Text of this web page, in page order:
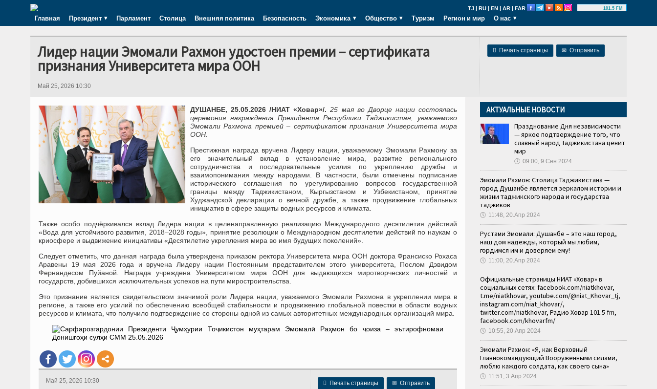
TJ | RU | EN | AR | FAR 101.5 FM
Главная Президент Парламент Столица Внешняя политика Безопасность Экономика Общество Туризм Регион и мир О нас
 Печать страницы ✉ Отправить
Лидер нации Эмомали Рахмон удостоен премии – сертификата
признания Университета мира ООН
Май 25, 2026 10:30
ДУШАНБЕ, 25.05.2026 /НИАТ «Ховар»/. 25 мая во Дворце нации состоялась
церемония награждения Президента Республики Таджикистан, уважаемого
Эмомали Рахмона премией – сертификатом признания Университета мира
ООН.
Престижная награда вручена Лидеру нации, уважаемому Эмомали Рахмону за
его значительный вклад в установление мира, развитие регионального
сотрудничества и последовательные усилия по укреплению дружбы и
взаимопонимания между народами. В частности, были отмечены подписание
исторического соглашения по урегулированию вопросов государственной
границы между Таджикистаном, Кыргызстаном и Узбекистаном, принятие
Худжандской декларации о вечной дружбе, а также продвижение глобальных
инициатив в сфере защиты водных ресурсов и климата.
Также особо подчёркивался вклад Лидера нации в целенаправленную реализацию Международного десятилетия действий
«Вода для устойчивого развития, 2018–2028 годы», принятие резолюции о Международном десятилетии действий по наукам о
криосфере и выдвижение инициативы «Десятилетие укрепления мира во имя будущих поколений».
Следует отметить, что данная награда была утверждена приказом ректора Университета мира ООН доктора Франсиско Рохаса
Аравены 19 мая 2026 года и вручена Лидеру нации Постоянным представителем этого университета, Послом Дэвидом
Фернандесом Пуйаной. Награда учреждена Университетом мира ООН для выдающихся миротворческих личностей и
государств, добившихся исключительных успехов на пути миростроительства.
Это признание является свидетельством значимой роли Лидера нации, уважаемого Эмомали Рахмона в укреплении мира в
регионе, а также его усилий по обеспечению всеобщей стабильности и продвижению глобальной повестки в области водных
ресурсов и климата, что получило подтверждение со стороны одной из самых авторитетных международных организаций мира.
 Печать страницы ✉ Отправить
Май 25, 2026 10:30
АКТУАЛЬНЫЕ НОВОСТИ
Празднование Дня независимости
— яркое подтверждение того, что
славный народ Таджикистана ценит
мир
🕔 09:00, 9.Сен 2024
Эмомали Рахмон: Столица Таджикистана —
город Душанбе является зеркалом истории и
жизни таджикского народа и государства
таджиков
🕔 11:48, 20.Апр 2024
Рустами Эмомали: Душанбе – это наш город,
наш дом надежды, который мы любим,
гордимся им и доверяем ему!
🕔 11:00, 20.Апр 2024
Официальные страницы НИАТ «Ховар» в
социальных сетях: facebook.com/niatkhovar,
t.me/niatkhovar, youtube.com/@niat_Khovar_tj,
instagram.com/niat_khovar/,
twitter.com/niatkhovar, Радио Ховар 101.5 fm,
facebook.com/khovarfm/
🕔 10:55, 20.Апр 2024
Эмомали Рахмон: «Я, как Верховный
Главнокомандующий Вооружёнными силами,
люблю каждого солдата, как своего сына»
🕔 11:51, 3.Апр 2024